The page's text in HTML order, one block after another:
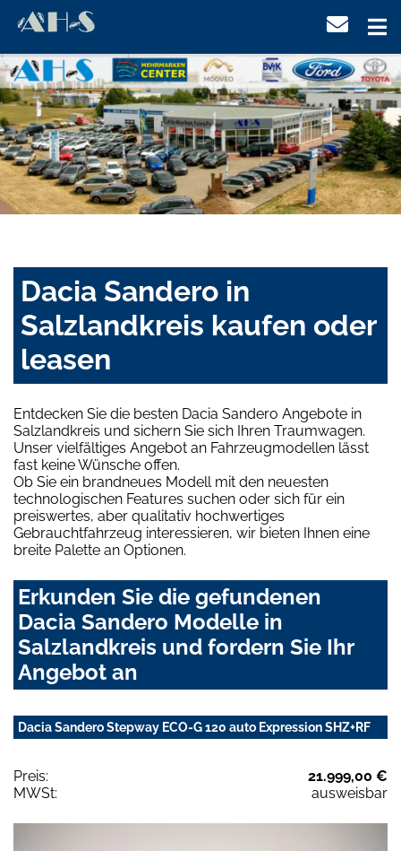
Dacia Sandero in
Salzlandkreis kaufen oder
leasen
Entdecken Sie die besten Dacia Sandero Angebote in
Salzlandkreis und sichern Sie sich Ihren Traumwagen.
Unser vielfältiges Angebot an Fahrzeugmodellen lässt
fast keine Wünsche offen.
Ob Sie ein brandneues Modell mit den neuesten
technologischen Features suchen oder sich für ein
preiswertes, aber qualitativ hochwertiges
Gebrauchtfahrzeug interessieren, wir bieten Ihnen eine
breite Palette an Optionen.
Erkunden Sie die gefundenen
Dacia Sandero Modelle in
Salzlandkreis und fordern Sie Ihr
Angebot an
Dacia Sandero Stepway ECO-G 120 auto Expression SHZ+RF
Preis:
21.999,00 €
MWSt:
ausweisbar